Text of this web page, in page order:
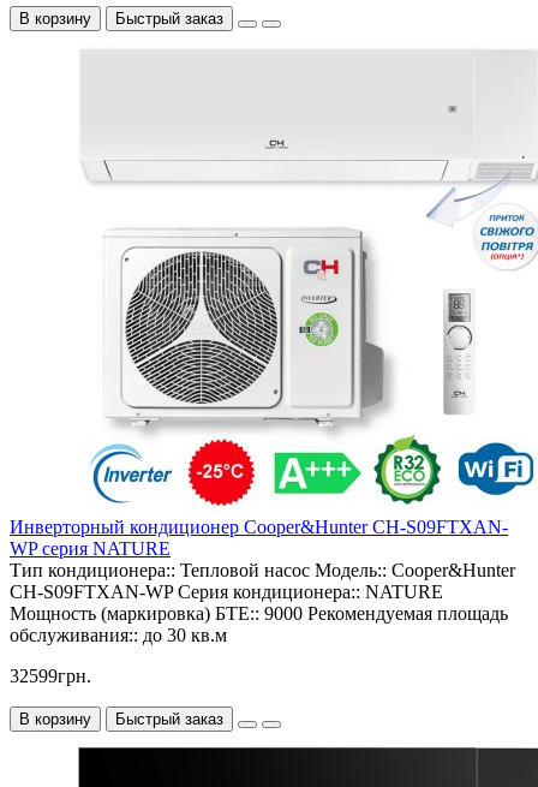
В корзину Быстрый заказ
Инверторный кондиционер Cooper&Hunter CH-S09FTXAN-
WP серия NATURE
Тип кондиционера:: Тепловой насос Модель:: Cooper&Hunter
CH-S09FTXAN-WPСерия кондиционера:: NATURE
Мощность (маркировка) БТЕ:: 9000 Рекомендуемая площадь
обслуживания:: до 30 кв.м
32599грн.
В корзину Быстрый заказ